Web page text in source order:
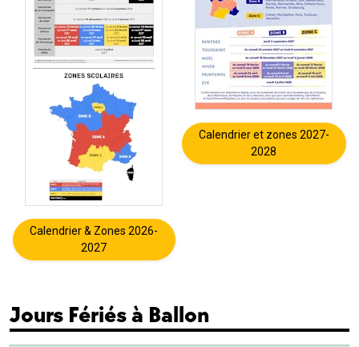
Calendrier & Zones 2026-
2027
Calendrier et zones 2027-
2028
Jours Fériés à Ballon